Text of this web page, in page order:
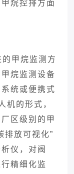
烷控排方面
甲烷监测方
烷监测设备
统或便携式
机的形式，
区级别的甲
排放可视化”
仪，对阀
精细化监